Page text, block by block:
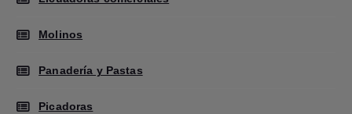
Molinos
Panadería y Pastas
Picadoras